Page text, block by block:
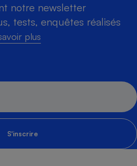
notre newsletter
tests, enquêtes réalisés
plus
S'inscrire